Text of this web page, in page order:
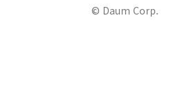
© Daum Corp.